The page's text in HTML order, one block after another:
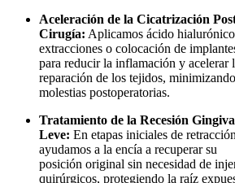
Aceleración de la Cicatrización
Cirugía: Aplicamos ácido
extracciones o colocación de
para reducir la inflamación y acelerar
reparación de los tejidos,
molestias postoperatorias.
Tratamiento de la Recesión
Leve: En etapas iniciales de
ayudamos a la encía a recuperar su
posición original sin necesidad de
quirúrgicos, protegiendo la raíz